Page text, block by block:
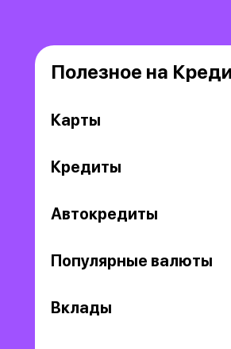
Полезное на
Карты
Кредиты
Автокредиты
Популярные валюты
Вклады